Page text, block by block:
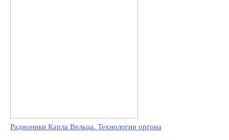
Радионики Карла Вельца. Технологии оргона